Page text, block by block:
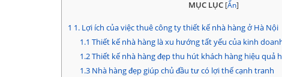
MỤC LỤC [Ẩn]
1 1. Lợi ích của việc thuê công ty thiết kế nhà hàng ở Hà Nội
1.1 Thiết kế nhà hàng là xu hướng tất yếu của kinh
1.2Thiết kế nhà hàng đẹp thu hút khách hàng hiệu quả
1.3Nhà hàng đẹp giúp chủ đầu tư có lợi thế cạnh tranh